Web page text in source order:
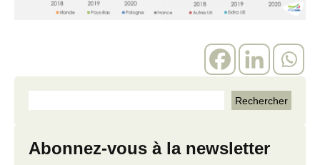
Abonnez-vous à la newsletter